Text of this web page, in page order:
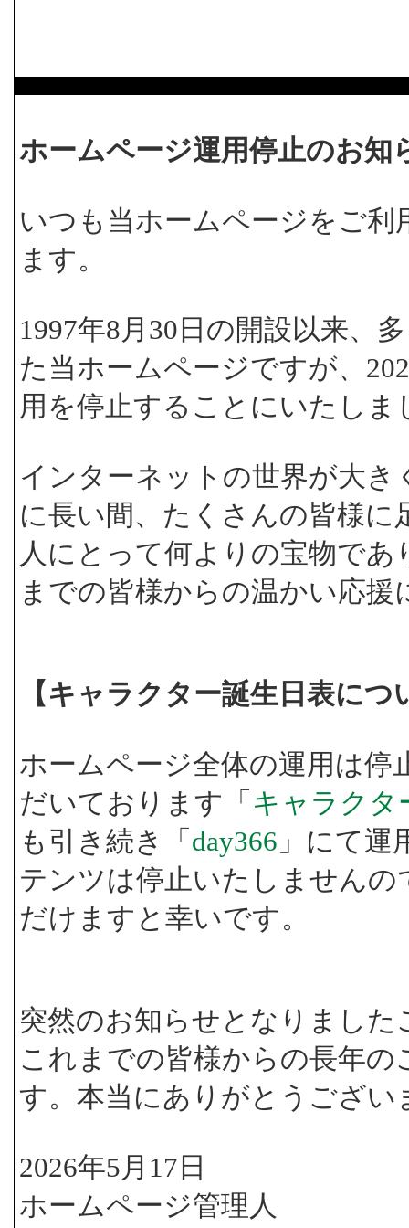
ホームページ運用停止のお知
いつも当ホームページをご
ます。
1997年8月30日の開設以来、
た当ホームページですが、
用を停止することにいたしま
インターネットの世界が大
に長い間、たくさんの皆様
人にとって何よりの宝物で
までの皆様からの温かい応
【キャラクター誕生日表に
ホームページ全体の運用は停
だいております「 キャラクタ
も引き続き「 day366 」にて
テンツは停止いたしません
だけますと幸いです。
突然のお知らせとなりまし
これまでの皆様からの長年
す。本当にありがとうござい
2026年5月17日
ホームページ管理人